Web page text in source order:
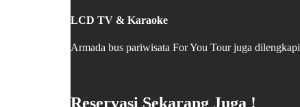
LCD TV & Karaoke
Armada bus pariwisata For You Tour juga
Reservasi Sekarang Juga !